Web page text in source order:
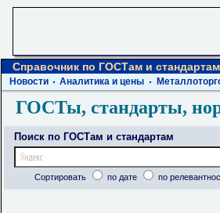
Справочник по ГОСТам и стандартам
Новости Аналитика и цены
ГОСТы, стандарты,
Поиск по ГОСТам и стандартам
Сортировать по дате по